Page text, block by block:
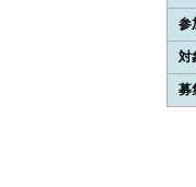
参
対
募